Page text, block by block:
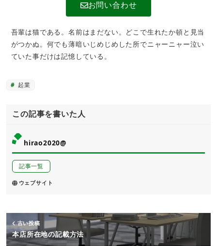
お問い合わせ
吾輩は猫である。名前はまだない。どこで生れたか頓と見当
がつかぬ。何でも薄暗いじめじめした所でニャーニャー泣い
ていた事だけは記憶している。
起業
この記事を書いた人
hirao2020@
記事一覧
ウェブサイト
古い投稿
本店所在地の記載方法